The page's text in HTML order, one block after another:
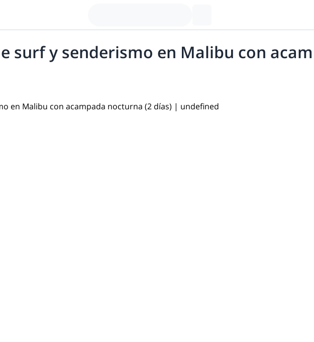
surf y senderismo en Malibu con